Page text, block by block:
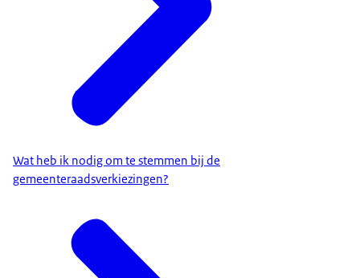
Wat heb ik nodig om te stemmen bij de
gemeenteraadsverkiezingen?